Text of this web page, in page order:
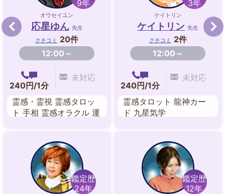
9年
オウセイユン
応星ゆん 先生
クチコミ
20件
12:00～
240円/1分
未対応
霊感・霊視 霊感タロッ
ト 手相 霊感オラクル 運
3年
ケイトリン
ケイトリン 先生
クチコミ
2件
12:00～
240円/1分
未対応
霊感タロット 龍神カー
ド 九星気学
鑑定歴
24年
鑑定歴
12年